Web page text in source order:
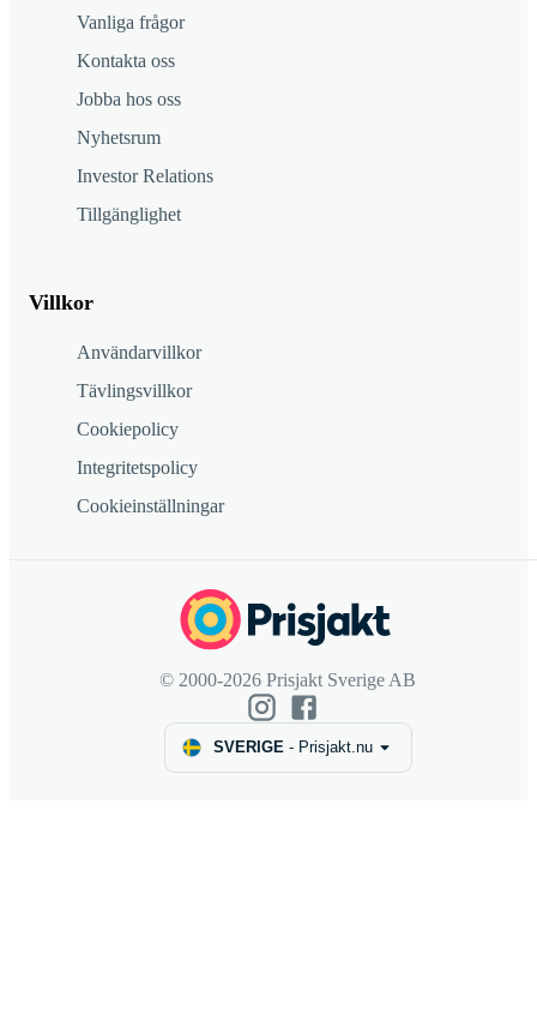
Vanliga frågor
Kontakta oss
Jobba hos oss
Nyhetsrum
Investor Relations
Tillgänglighet
Villkor
Användarvillkor
Tävlingsvillkor
Cookiepolicy
Integritetspolicy
Cookieinställningar
© 2000-2026 Prisjakt Sverige AB
SVERIGE- Prisjakt.nu